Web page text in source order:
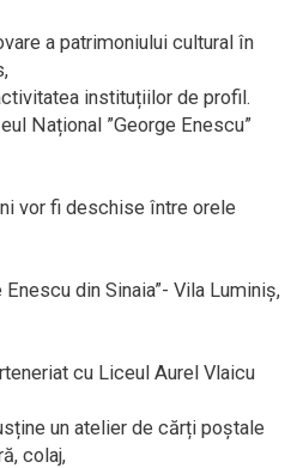
a patrimoniului cultural în
instituțiilor de profil.
Național ”George Enescu”
vor fi deschise între orele
din Sinaia”- Vila Luminiș,
cu Liceul Aurel Vlaicu
un atelier de cărți poștale
colaj,